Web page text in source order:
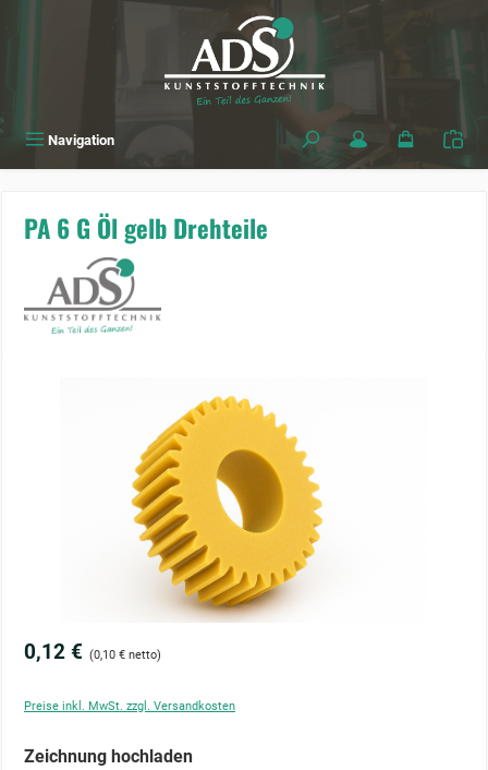
Navigation
PA 6 G Öl gelb Drehteile
0,12 € (0,10 € netto)
Preise inkl. MwSt. zzgl. Versandkosten
Zeichnung hochladen